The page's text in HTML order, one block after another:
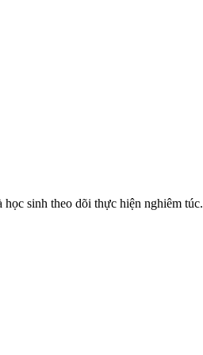
sinh theo dõi thực hiện nghiêm túc.